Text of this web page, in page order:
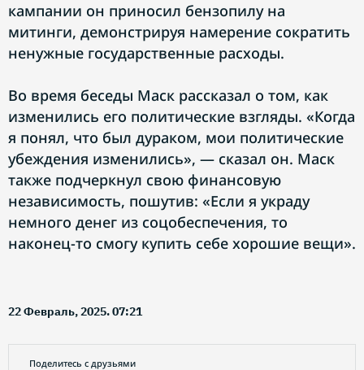
кампании он приносил бензопилу на
митинги, демонстрируя намерение сократить
ненужные государственные расходы.
Во время беседы Маск рассказал о том, как
изменились его политические взгляды. «Когда
я понял, что был дураком, мои политические
убеждения изменились», — сказал он. Маск
также подчеркнул свою финансовую
независимость, пошутив: «Если я украду
немного денег из соцобеспечения, то
наконец-то смогу купить себе хорошие вещи».
22 Февраль, 2025. 07:21
Поделитесь с друзьями